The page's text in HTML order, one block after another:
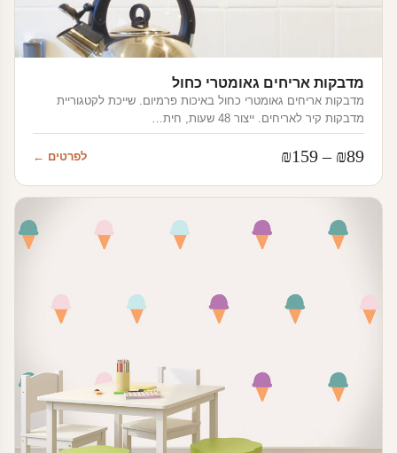
מדבקות אריחים גאומטרי כחול
מדבקות אריחים גאומטרי כחול באיכות פרמיום. שייכת לקטגוריית
מדבקות קיר לאריחים. ייצור 48 שעות, חית…
₪89
–
₪159
מחירים:
עד
לפרטים ←